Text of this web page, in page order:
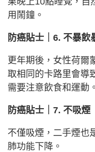
用鬧鐘。
防癌貼士｜6. 不暴飲
更年期後，女性荷爾
取相同的卡路里會導
需要注意飲食和運動。
防癌貼士｜7. 不吸煙
不僅吸煙，二手煙也
肺功能下降。